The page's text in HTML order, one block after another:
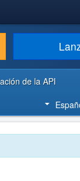
de la API